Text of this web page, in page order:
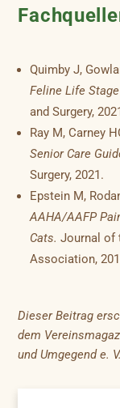
Quimby J,
Feline Life
and Surgery,
Ray M, Carney
Senior Care
Surgery, 2021.
Epstein M,
AAHA/AAFP
Cats. Journal of
Association,
Dieser Beitrag
dem
und Umgegend e. V.